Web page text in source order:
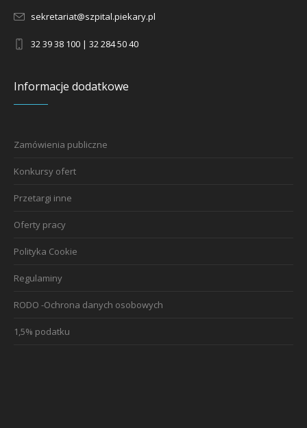
sekretariat@szpital.piekary.pl
32 39 38 100 | 32 284 50 40
Informacje dodatkowe
Zamówienia publiczne
Konkursy ofert
Przetargi inne
Oferty pracy
Polityka Cookie
Regulaminy
RODO -Ochrona danych osobowych
1,5% podatku